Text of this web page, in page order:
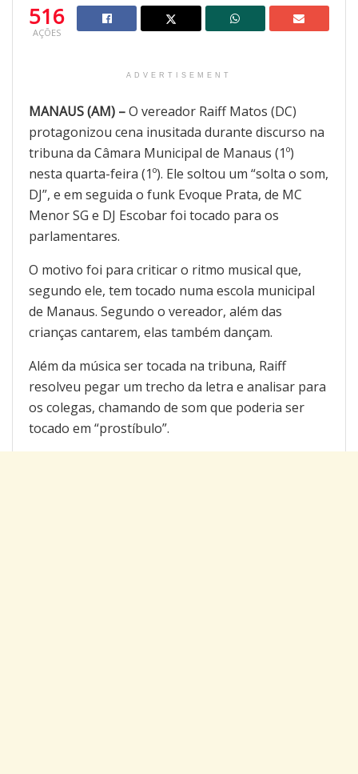
516
AÇÕES
ADVERTISEMENT
MANAUS (AM) –O vereador Raiff Matos (DC)
protagonizou cena inusitada durante discurso na
tribuna da Câmara Municipal de Manaus (1º)
nesta quarta-feira (1º). Ele soltou um “solta o som,
DJ”, e em seguida o funk Evoque Prata, de MC
Menor SG e DJ Escobar foi tocado para os
parlamentares.
O motivo foi para criticar o ritmo musical que,
segundo ele, tem tocado numa escola municipal
de Manaus. Segundo o vereador, além das
crianças cantarem, elas também dançam.
Além da música ser tocada na tribuna, Raiff
resolveu pegar um trecho da letra e analisar para
os colegas, chamando de som que poderia ser
tocado em “prostíbulo”.